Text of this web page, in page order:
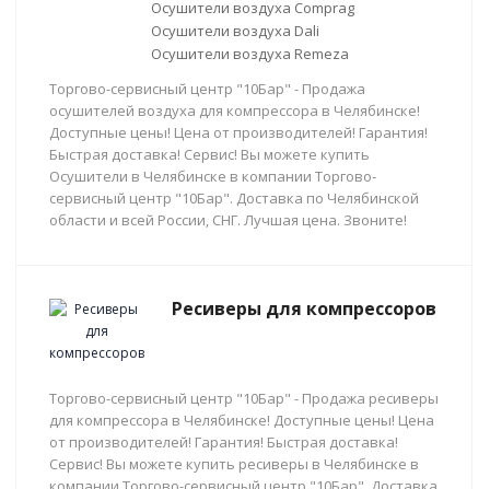
Осушители воздуха Comprag
Осушители воздуха Dali
Осушители воздуха Remeza
Торгово-сервисный центр "10Бар" - Продажа
осушителей воздуха для компрессора в Челябинске!
Доступные цены! Цена от производителей! Гарантия!
Быстрая доставка! Сервис! Вы можете купить
Осушители в Челябинске в компании Торгово-
сервисный центр "10Бар". Доставка по Челябинской
области и всей России, СНГ. Лучшая цена. Звоните!
Ресиверы для компрессоров
Торгово-сервисный центр "10Бар" - Продажа ресиверы
для компрессора в Челябинске! Доступные цены! Цена
от производителей! Гарантия! Быстрая доставка!
Сервис! Вы можете купить ресиверы в Челябинске в